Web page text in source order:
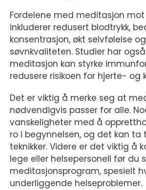
Fordelene med meditasjon mot
inkluderer redusert blodtrykk,
konsentrasjon, økt selvfølelse
søvnkvaliteten. Studier har
meditasjon kan styrke
redusere risikoen for hjerte- og
Det er viktig å merke seg at
nødvendigvis passer for alle.
vanskeligheter med å
ro i begynnelsen, og det kan ta
teknikker. Videre er det viktig å
lege eller helsepersonell før du
meditasjonsprogram, spesielt
underliggende helseproblemer.